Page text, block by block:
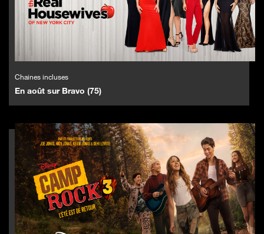
Chaines incluses
En août sur Bravo (75)